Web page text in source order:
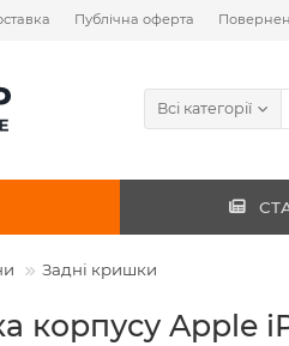
Публічна оферта
Всі категорії
Задні кришки
корпусу Apple